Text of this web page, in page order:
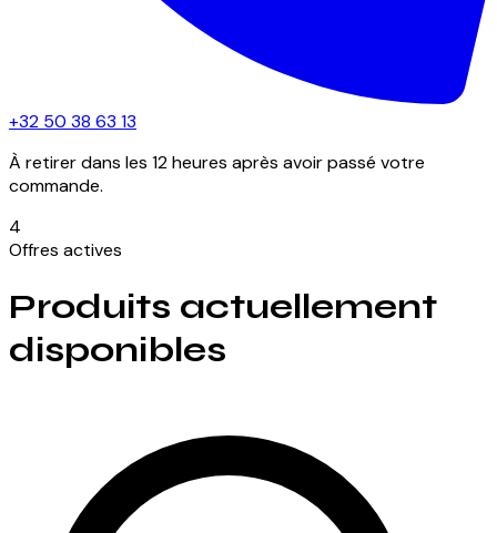
+32 50 38 63 13
À retirer dans les 12 heures après avoir passé votre
commande.
4
Offres actives
Produits actuellement
disponibles